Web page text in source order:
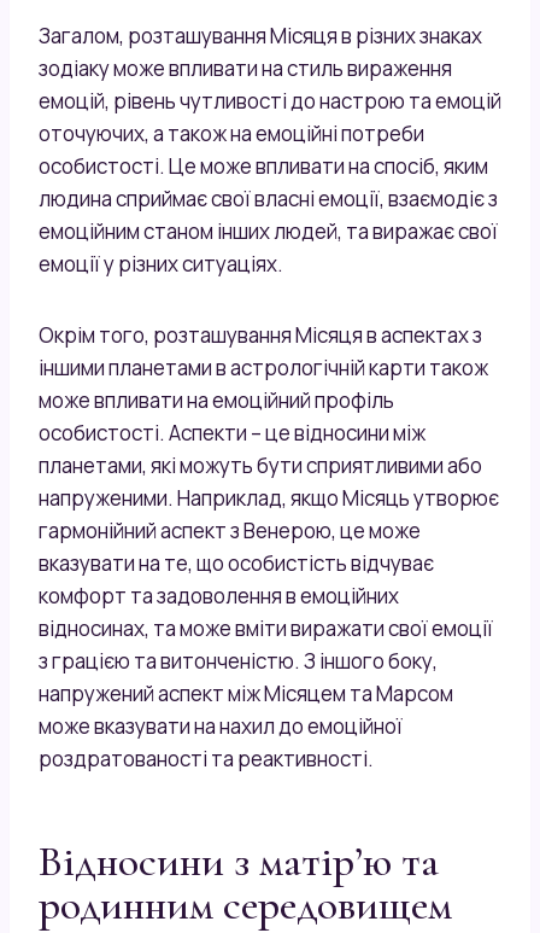
Загалом, розташування Місяця в різних знаках
зодіаку може впливати на стиль вираження
емоцій, рівень чутливості до настрою та емоцій
оточуючих, а також на емоційні потреби
особистості. Це може впливати на спосіб, яким
людина сприймає свої власні емоції, взаємодіє з
емоційним станом інших людей, та виражає свої
емоції у різних ситуаціях.
Окрім того, розташування Місяця в аспектах з
іншими планетами в астрологічній карти також
може впливати на емоційний профіль
особистості. Аспекти – це відносини між
планетами, які можуть бути сприятливими або
напруженими. Наприклад, якщо Місяць утворює
гармонійний аспект з Венерою, це може
вказувати на те, що особистість відчуває
комфорт та задоволення в емоційних
відносинах, та може вміти виражати свої емоції
з грацією та витонченістю. З іншого боку,
напружений аспект між Місяцем та Марсом
може вказувати на нахил до емоційної
роздратованості та реактивності.
Відносини з матір’ю та
родинним середовищем